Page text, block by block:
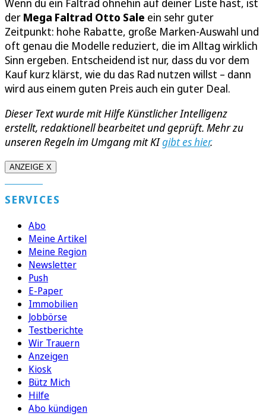
Wenn du ein Faltrad ohnehin auf deiner Liste hast, ist
der Mega Faltrad Otto Sale ein sehr guter
Zeitpunkt: hohe Rabatte, große Marken-Auswahl und
oft genau die Modelle reduziert, die im Alltag wirklich
Sinn ergeben. Entscheidend ist nur, dass du vor dem
Kauf kurz klärst, wie du das Rad nutzen willst – dann
wird aus einem guten Preis auch ein guter Deal.
Dieser Text wurde mit Hilfe Künstlicher Intelligenz
erstellt, redaktionell bearbeitet und geprüft. Mehr zu
unseren Regeln im Umgang mit KIgibt es hier.
ANZEIGE X
SERVICES
Abo
Meine Artikel
Meine Region
Newsletter
Push
E-Paper
Immobilien
Jobbörse
Testberichte
Wir Trauern
Anzeigen
Kiosk
Bütz Mich
Hilfe
Abo kündigen